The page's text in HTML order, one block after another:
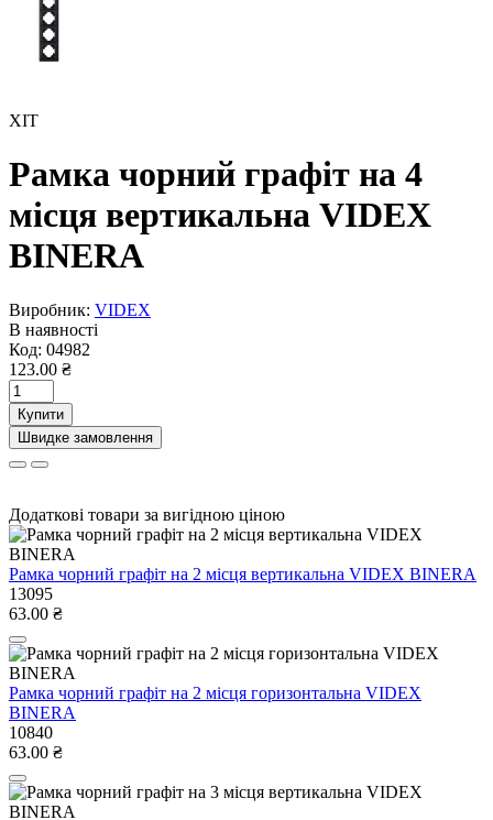
ХІТ
Рамка чорний графіт на 4
місця вертикальна VIDEX
BINERA
Виробник: VIDEX
В наявності
Код: 04982
123.00 ₴
Купити
Швидке замовлення
Додаткові товари за вигідною ціною
Рамка чорний графіт на 2 місця вертикальна VIDEX BINERA
13095
63.00 ₴
Рамка чорний графіт на 2 місця горизонтальна VIDEX
BINERA
10840
63.00 ₴